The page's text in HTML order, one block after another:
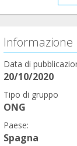
Informazione
Data di
20/10/2020
Tipo di gruppo
ONG
Paese:
Spagna